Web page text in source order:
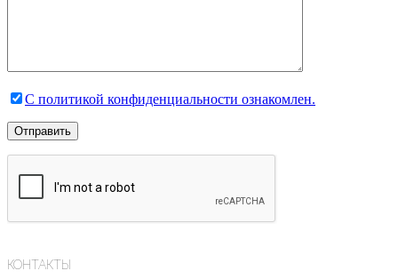
С политикой конфиденциальности ознакомлен.
КОНТАКТЫ